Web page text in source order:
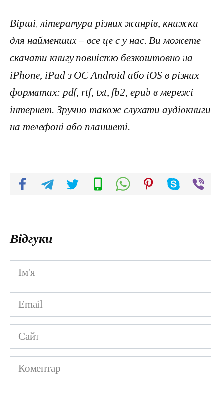
Вірші, література різних жанрів, книжки
для найменших – все це є у нас. Ви можете
скачати книгу повністю безкоштовно на
iPhone, iPad з ОС Android або iOS в різних
форматах: pdf, rtf, txt, fb2, epub в мережі
інтернет. Зручно також слухати аудіокниги
на телефоні або планшеті.
Відгуки
Ім'я
*
Email
*
Сайт
Коментар